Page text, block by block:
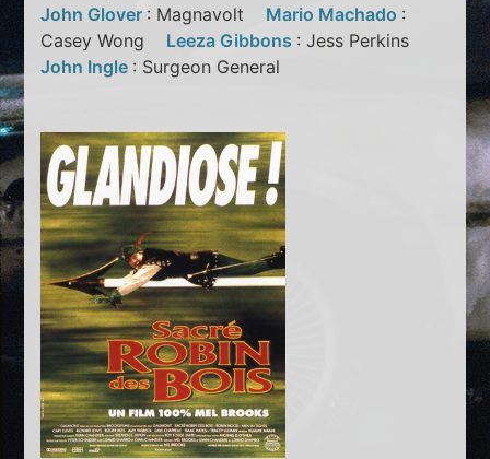
John Glover : Magnavolt Mario Machado :
Casey Wong Leeza Gibbons : Jess Perkins
John Ingle : Surgeon General